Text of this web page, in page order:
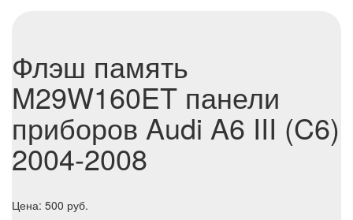
Флэш память
M29W160ET панели
приборов Audi A6 III (C6)
2004-2008
Цена: 500 руб.